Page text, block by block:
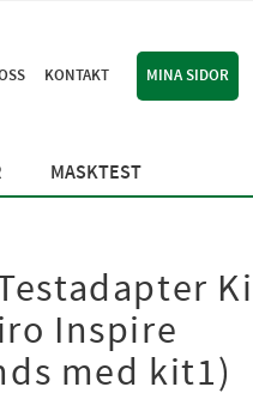
KONTAKT MINA SIDOR
MASKTEST
Inspire
med kit1)